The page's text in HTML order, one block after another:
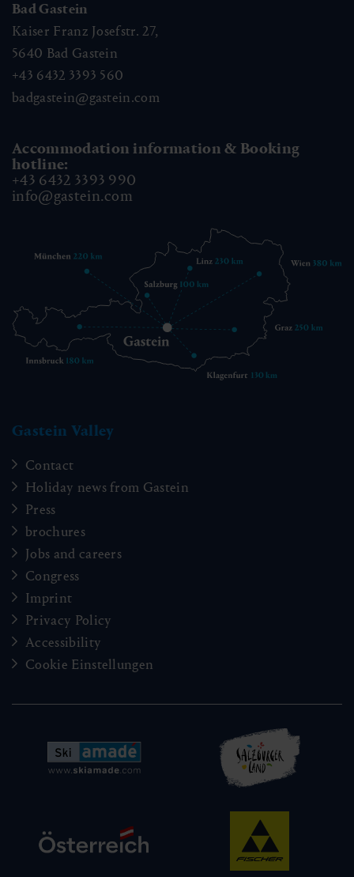
Bad Gastein
Kaiser Franz Josefstr. 27,
5640 Bad Gastein
+43 6432 3393 560
badgastein@gastein.com
Accommodation information & Booking
hotline:
+43 6432 3393 990
info@gastein.com
Gastein Valley
Contact
Holiday news from Gastein
Press
brochures
Jobs and careers
Congress
Imprint
Privacy Policy
Accessibility
Cookie Einstellungen